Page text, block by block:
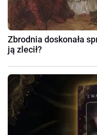
Zbrodnia doskonała
ją zlecił?